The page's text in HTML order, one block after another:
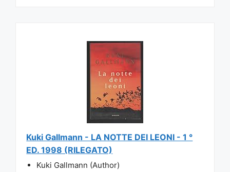
Kuki Gallmann - LA NOTTE DEI LEONI - 1 °
ED. 1998 (RILEGATO)
Kuki Gallmann (Author)